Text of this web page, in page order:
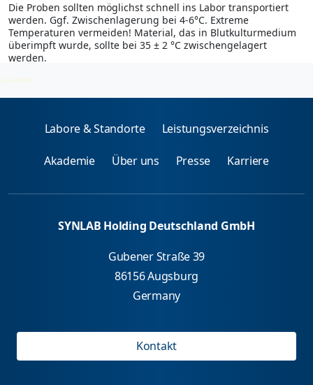
Die Proben sollten möglichst schnell ins Labor transportiert
werden. Ggf. Zwischenlagerung bei 4-6°C. Extreme
Temperaturen vermeiden! Material, das in Blutkulturmedium
überimpft wurde, sollte bei 35 ± 2 °C zwischengelagert
werden.
2026-08-08
Labore & Standorte Leistungsverzeichnis
Akademie Über uns Presse Karriere
SYNLAB Holding Deutschland GmbH
Gubener Straße 39
86156 Augsburg
Germany
Kontakt